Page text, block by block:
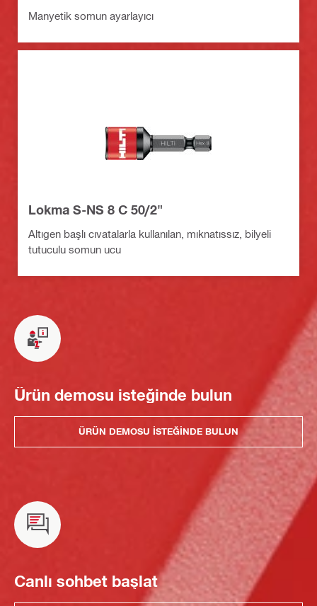
Manyetik somun ayarlayıcı
Lokma S-NS 8 C 50/2"
Altıgen başlı cıvatalarla kullanılan, mıknatıssız, bilyeli
tutuculu somun ucu
Ürün demosu isteğinde bulun
ÜRÜN DEMOSU ISTEĞINDE BULUN
Canlı sohbet başlat